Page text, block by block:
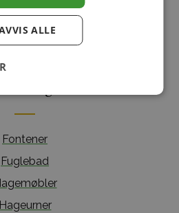
149, 1718 Greåker
Fontener
Fuglebad
Hageurner
ALLE